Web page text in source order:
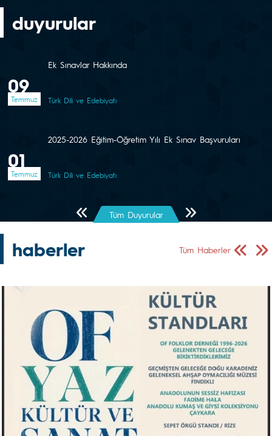
duyurular
09
Temmuz
Ek Sınavlar Hakkında
Türk Dili ve Edebiyatı
01
Temmuz
2025-2026 Eğitim-Öğretim Yılı Ek Sınav Başvuruları
Türk Dili ve Edebiyatı
Önceki SayfaTüm Duyurular Sonraki Sayfa
haberler Tüm Haberler
Önceki